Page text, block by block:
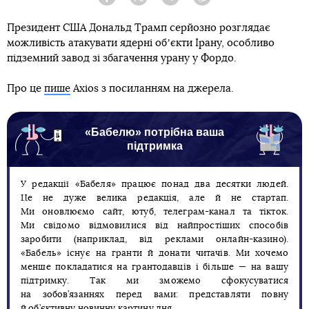
Facebook Twitter Telegram
Президент США Дональд Трамп серйозно розглядає
можливість атакувати ядерні обʼєкти Ірану, особливо
підземний завод зі збагачення урану у Фордо.
Про це пише Axios з посиланням на джерела.
«Бабелю» потрібна ваша
підтримка
У редакції «Бабеля» працює понад два десятки людей.
Це не дуже велика редакція, але й не стартап.
Ми оновлюємо сайт, ютуб, телеграм-канал та тікток.
Ми свідомо відмовилися від найпростіших способів
заробити (наприклад, від реклами онлайн-казино).
«Бабель» існує на гранти й донати читачів. Ми хочемо
менше покладатися на грантодавців і більше — на вашу
підтримку. Так ми зможемо сфокусуватися
на зобов’язаннях перед вами: представляти повну